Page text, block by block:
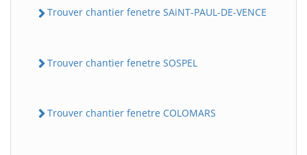
Trouver chantier fenetre SAiNT-PAUL-DE-VENCE
Trouver chantier fenetre SOSPEL
Trouver chantier fenetre COLOMARS